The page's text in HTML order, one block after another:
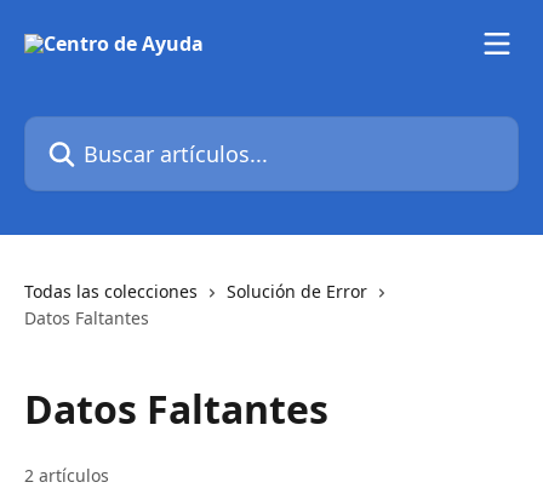
Buscar artículos...
Todas las colecciones
Solución de Error
Datos Faltantes
Datos Faltantes
2 artículos